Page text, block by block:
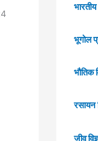
भूगोल
भौतिक
रसायन
जीव